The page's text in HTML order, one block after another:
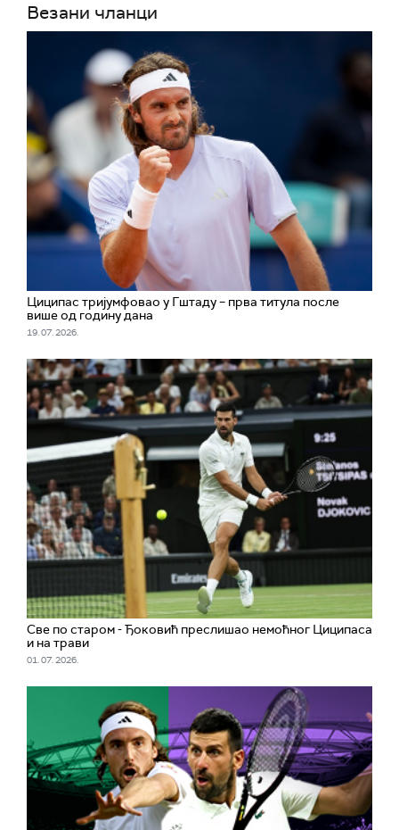
Везани чланци
Циципас тријумфовао у Гштаду – прва титула после
више од годину дана
19. 07. 2026.
Све по старом - Ђоковић преслишао немоћног Циципаса
и на трави
01. 07. 2026.